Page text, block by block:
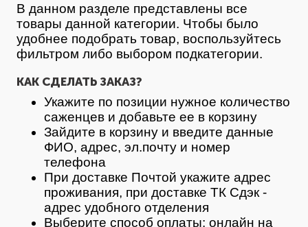
В данном разделе представлены все
товары данной категории. Чтобы было
удобнее подобрать товар, воспользуйтесь
фильтром либо выбором подкатегории.
КАК СДЕЛАТЬ ЗАКАЗ?
Укажите по позиции нужное количество
саженцев и добавьте ее в корзину
Зайдите в корзину и введите данные
ФИО, адрес, эл.почту и номер
телефона
При доставке Почтой укажите адрес
проживания, при доставке ТК Сдэк -
адрес удобного отделения
Выберите способ оплаты: онлайн на